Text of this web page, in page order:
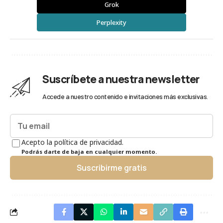
Grok
Perplexity
Suscríbete a nuestra newsletter
Accede a nuestro contenido e invitaciones más exclusivas.
Acepto la política de privacidad.
Podrás darte de baja en cualquier momento.
Suscribirme gratis